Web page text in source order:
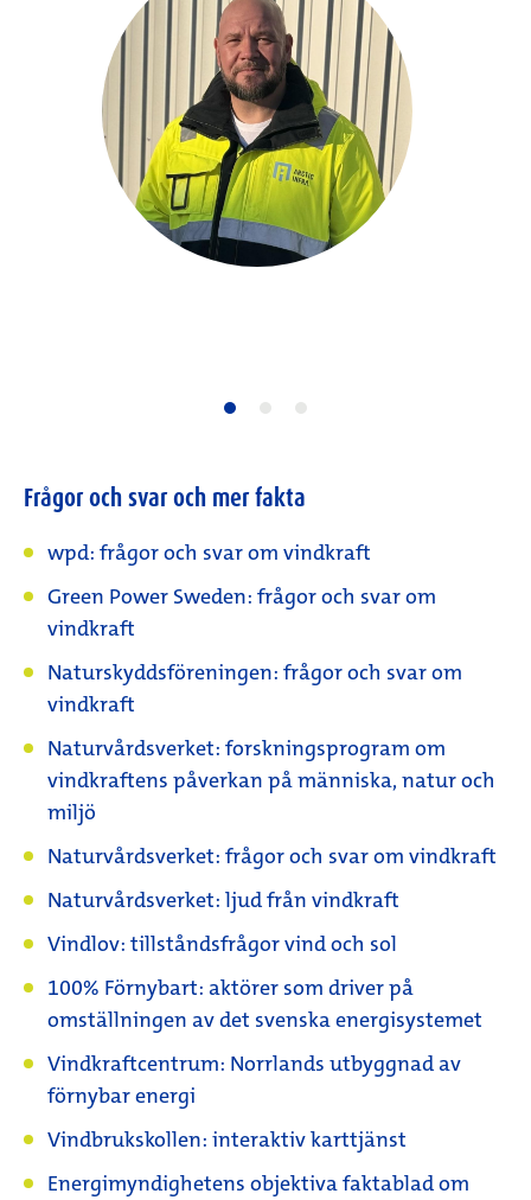
Frågor och svar och mer fakta
wpd: frågor och svar om vindkraft
Green Power Sweden: frågor och svar om
vindkraft
Naturskyddsföreningen: frågor och svar om
vindkraft
Naturvårdsverket: forskningsprogram om
vindkraftens påverkan på människa, natur och
miljö
Naturvårdsverket: frågor och svar om vindkraft
Naturvårdsverket: ljud från vindkraft
Vindlov: tillståndsfrågor vind och sol
100% Förnybart: aktörer som driver på
omställningen av det svenska energisystemet
Vindkraftcentrum: Norrlands utbyggnad av
förnybar energi
Vindbrukskollen: interaktiv karttjänst
Energimyndighetens objektiva faktablad om